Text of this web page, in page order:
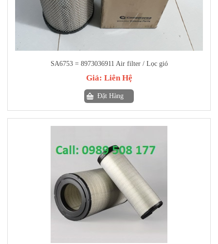
SA6753 = 8973036911 Air filter / Lọc gió
Giá: Liên Hệ
Đặt Hàng